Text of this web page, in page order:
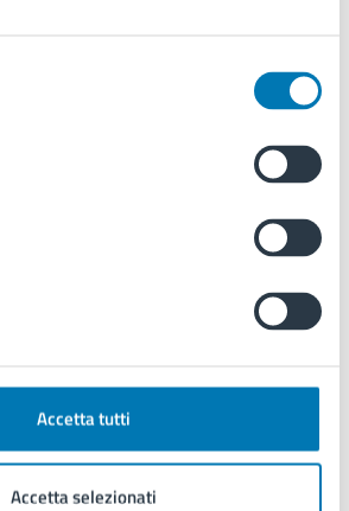
Accetta tutti
Accetta selezionati
74 del 18/12/2025 - Approvazione
Dirigenziale n. 18 del 09/02/2026 -
e nomina membri Commissione /